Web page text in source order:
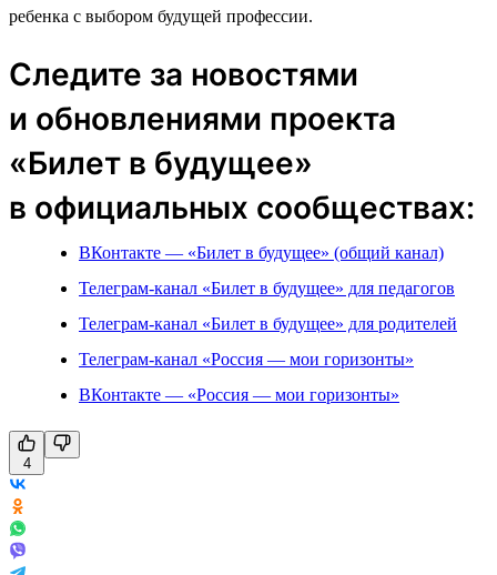
ребенка с выбором будущей профессии.
Следите за новостями
и обновлениями проекта
«Билет в будущее»
в официальных сообществах:
ВКонтакте — «Билет в будущее» (общий канал)
Телеграм-канал «Билет в будущее» для педагогов
Телеграм-канал «Билет в будущее» для родителей
Телеграм-канал «Россия — мои горизонты»
ВКонтакте — «Россия — мои горизонты»
4